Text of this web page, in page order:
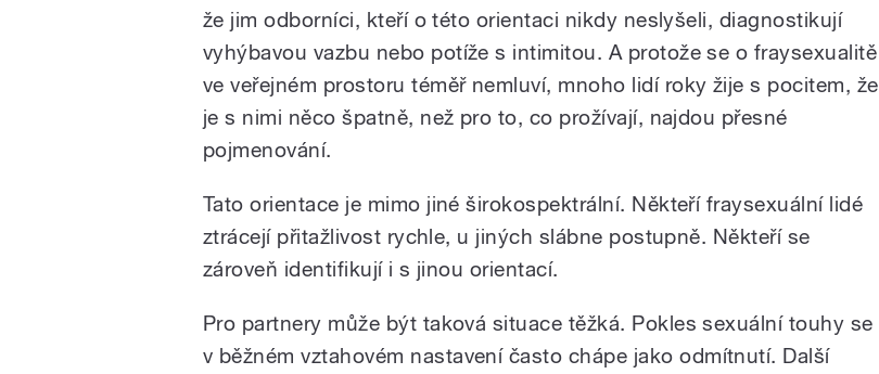
že jim odborníci, kteří o této orientaci nikdy neslyšeli, diagnostikují
vyhýbavou vazbu nebo potíže s intimitou. A protože se o fraysexualitě
ve veřejném prostoru téměř nemluví, mnoho lidí roky žije s pocitem, že
je s nimi něco špatně, než pro to, co prožívají, najdou přesné
pojmenování.
Tato orientace je mimo jiné širokospektrální. Někteří fraysexuální lidé
ztrácejí přitažlivost rychle, u jiných slábne postupně. Někteří se
zároveň identifikují i s jinou orientací.
Pro partnery může být taková situace těžká. Pokles sexuální touhy se
v běžném vztahovém nastavení často chápe jako odmítnutí. Další